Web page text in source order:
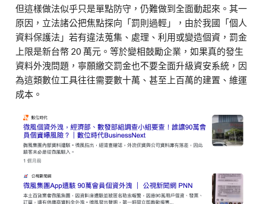
但這樣做法似乎只是單點防守，仍難做到全面動起來。其一
原因，立法諸公把焦點探向「罰則過輕」，由於我國「個人
資料保護法」若有違法蒐集、處理、利用或變造個資，罰金
上限是新台幣 20 萬元。等於變相鼓勵企業，如果真的發生
資料外洩問題，寧願繳交罰金也不要全面升級資安系統，因
為這類數位工具往往需要數十萬、甚至上百萬的建置、維運
成本。